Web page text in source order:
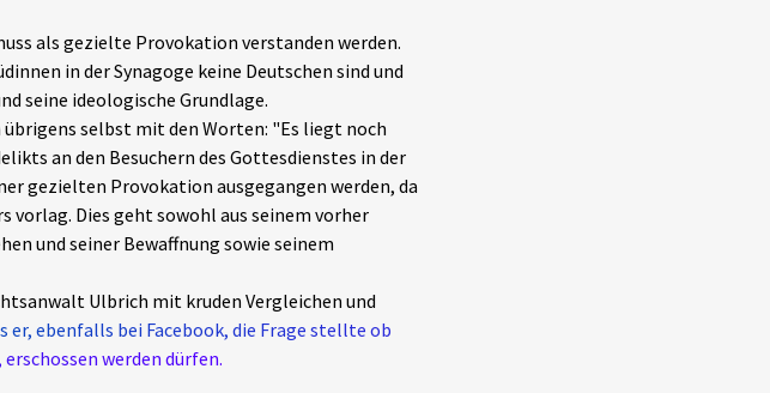
als gezielte Provokation verstanden werden.
in der Synagoge keine Deutschen sind und
seine ideologische Grundlage.
selbst mit den Worten: "Es liegt noch
an den Besuchern des Gottesdienstes in der
gezielten Provokation ausgegangen werden, da
vorlag. Dies geht sowohl aus seinem vorher
und seiner Bewaffnung sowie seinem
Ulbrich mit kruden Vergleichen und
er, ebenfalls bei Facebook, die Frage stellte ob
werden dürfen.